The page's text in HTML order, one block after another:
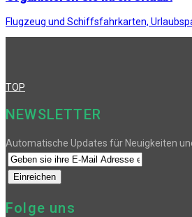
Flugzeug und Schiffsfahrkarten,
TOP
NEWSLETTER
Automatische Updates für Neuigkeiten
Folge uns